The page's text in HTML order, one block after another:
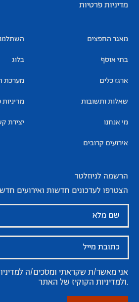
מדיניות פרטיות
מאגר החפצים
בתי אוסף
ארגז כלים
שאלות ותשובות
מי אנחנו
אירועים קרובים
בלוג
מערכת
יצירת
הרשמה לניוזלטר
הצטרפו לעדכונים חדשות ואירועים
אני מאשר/ת שקראתי ומסכים/ה
ולמדיניות הקוקיזשל האתר.